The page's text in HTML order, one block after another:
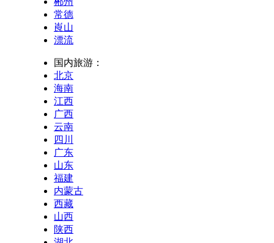
常德
崀山
漂流
国内旅游：
北京
海南
江西
广西
云南
四川
广东
山东
福建
内蒙古
西藏
山西
陕西